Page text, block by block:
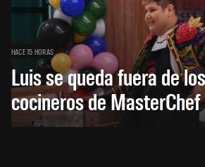
HACE 15 HORAS
Luis se queda fuera de
cocineros de